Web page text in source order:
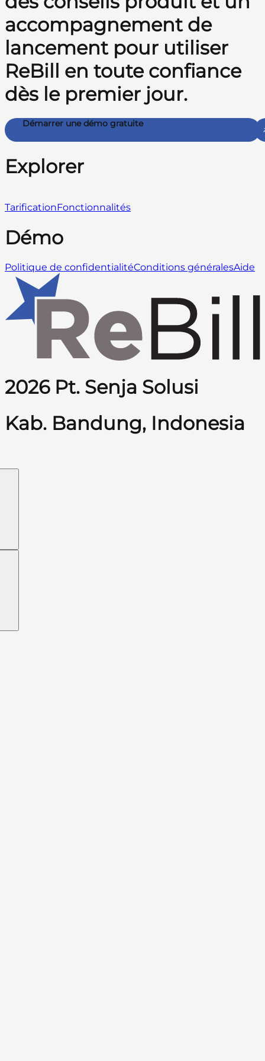
accompagnement de
lancement pour utiliser
ReBill en toute confiance
dès le premier jour.
Démarrer une démo gratuite
Explorer
TarificationFonctionnalités
Démo
Politique de confidentialitéConditions généralesAide
2026 Pt. Senja Solusi
Kab. Bandung, Indonesia